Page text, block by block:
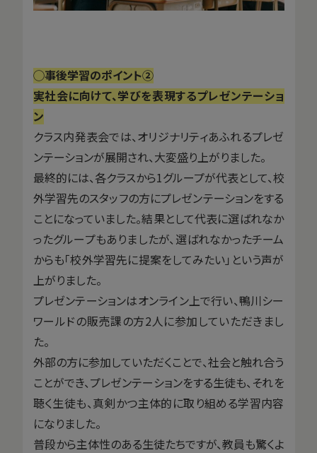
◯事後学習のポイント②
実社会に向けて、学びを表現するプレゼンテーショ
ン
クラス内発表会では、オリジナリティあふれるプレゼ
ンテーションが展開され、大変盛り上がりました。
最終的には、各クラスから1グループが代表として、校
外学習先のスタッフの方にプレゼンテーションをする
ことになっていました。結果として代表に選ばれなか
ったグループもありましたが、選ばれなかったチーム
からも「校外学習先に提案をしてみたい」という声が
上がりました。
プレゼンテーションはオンライン上で行い、鴨川シー
ワールドの販売課の方2人に参加していただきまし
た。
外部の方に参加していただくことで、社会と触れ合う
ことができ、プレゼンテーションをする生徒も、それを
聴く生徒も、真剣かつ主体的に取り組める学習内容
になりました。
普段から主体性のある生徒たちですが、教員も驚くよ